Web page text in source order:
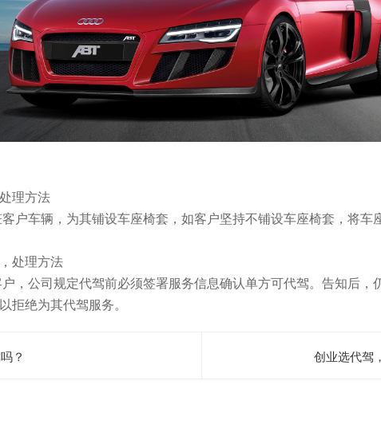
理方法
户车辆，为其铺设车座椅套，如客户坚持不铺设车座椅套，将车
处理方法
，公司规定代驾前必须签署服务信息确认单方可代驾。告知后，
拒绝为其代驾服务。
？ 创业选代驾